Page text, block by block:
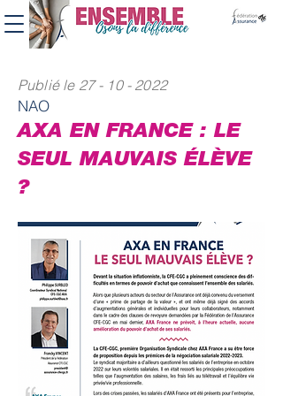
Publié le 27 - 10 - 2022
NAO
AXA EN FRANCE : LE
SEUL MAUVAIS ÉLÈVE
?